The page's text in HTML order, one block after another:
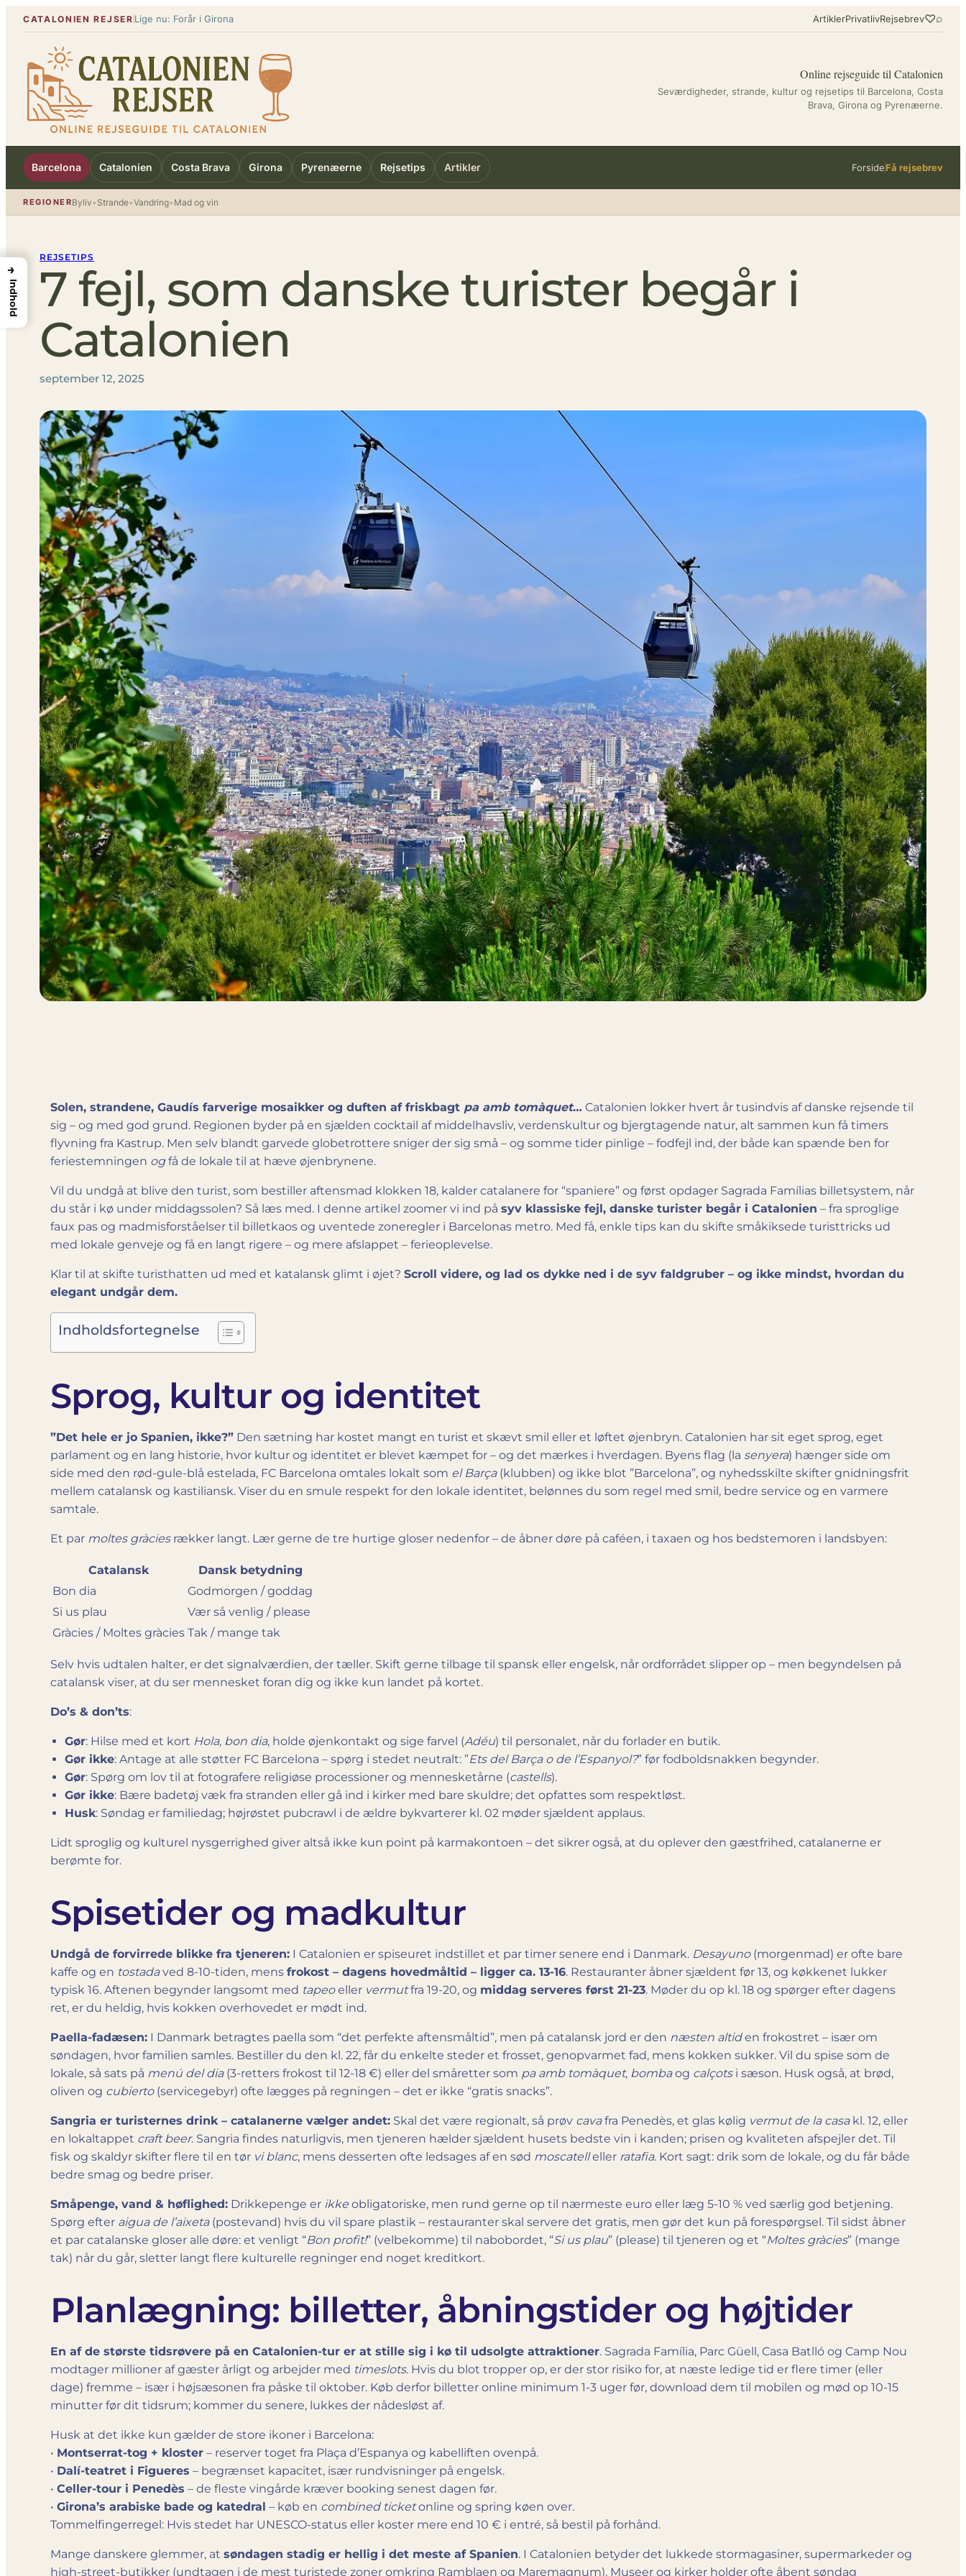
Spring
indhold
CATALONIEN REJSER Lige nu: Forår i Girona ArtiklerPrivatlivRejsebrev♡⌕
Online rejseguide til Catalonien
Seværdigheder, strande, kultur og rejsetips til Barcelona, Costa
Brava, Girona og Pyrenæerne.
Barcelona Catalonien Costa Brava Girona Pyrenæerne Rejsetips Artikler ForsideFå rejsebrev
REGIONERByliv• Strande•Vandring• Mad og vin
REJSETIPS
7 fejl, som danske turister begår i
Catalonien
september 12, 2025
Solen, strandene, Gaudís farverige mosaikker og duften af friskbagt pa amb tomàquet… Catalonien lokker hvert år tusindvis af danske rejsende til
sig – og med god grund. Regionen byder på en sjælden cocktail af middelhavsliv, verdenskultur og bjergtagende natur, alt sammen kun få timers
flyvning fra Kastrup. Men selv blandt garvede globetrottere sniger der sig små – og somme tider pinlige – fodfejl ind, der både kan spænde ben for
feriestemningen ogfå de lokale til at hæve øjenbrynene.
Vil du undgå at blive den turist, som bestiller aftensmad klokken 18, kalder catalanere for “spaniere” og først opdager Sagrada Famílias billetsystem, når
du står i kø under middagssolen? Så læs med. I denne artikel zoomer vi ind på syv klassiske fejl, danske turister begår i Catalonien – fra sproglige
faux pas og madmisforståelser til billetkaos og uventede zoneregler i Barcelonas metro. Med få, enkle tips kan du skifte småkiksede turisttricks ud
med lokale genveje og få en langt rigere – og mere afslappet – ferieoplevelse.
Klar til at skifte turisthatten ud med et katalansk glimt i øjet? Scroll videre, og lad os dykke ned i de syv faldgruber – og ikke mindst, hvordan du
elegant undgår dem.
Indholdsfortegnelse
Sprog, kultur og identitet
”Det hele er jo Spanien, ikke?” Den sætning har kostet mangt en turist et skævt smil eller et løftet øjenbryn. Catalonien har sit eget sprog, eget
parlament og en lang historie, hvor kultur og identitet er blevet kæmpet for – og det mærkes i hverdagen. Byens flag (la senyera) hænger side om
side med den rød-gule-blå estelada, FC Barcelona omtales lokalt som el Barça(klubben) og ikke blot ”Barcelona”, og nyhedsskilte skifter gnidningsfrit
mellem catalansk og kastiliansk. Viser du en smule respekt for den lokale identitet, belønnes du som regel med smil, bedre service og en varmere
samtale.
Et par moltes gràciesrækker langt. Lær gerne de tre hurtige gloser nedenfor – de åbner døre på caféen, i taxaen og hos bedstemoren i landsbyen:
Catalansk
Dansk betydning
Bon dia
Godmorgen / goddag
Si us plau
Vær så venlig / please
Gràcies / Moltes gràcies Tak / mange tak
Selv hvis udtalen halter, er det signalværdien, der tæller. Skift gerne tilbage til spansk eller engelsk, når ordforrådet slipper op – men begyndelsen på
catalansk viser, at du ser mennesket foran dig og ikke kun landet på kortet.
Do’s & don’ts:
Gør: Hilse med et kort Hola, bon dia, holde øjenkontakt og sige farvel (Adéu) til personalet, når du forlader en butik.
Gør ikke: Antage at alle støtter FC Barcelona – spørg i stedet neutralt: ”Ets del Barça o de l’Espanyol?” før fodboldsnakken begynder.
Gør: Spørg om lov til at fotografere religiøse processioner og mennesketårne (castells).
Gør ikke: Bære badetøj væk fra stranden eller gå ind i kirker med bare skuldre; det opfattes som respektløst.
Husk: Søndag er familiedag; højrøstet pubcrawl i de ældre bykvarterer kl. 02 møder sjældent applaus.
Lidt sproglig og kulturel nysgerrighed giver altså ikke kun point på karmakontoen – det sikrer også, at du oplever den gæstfrihed, catalanerne er
berømte for.
Spisetider og madkultur
Undgå de forvirrede blikke fra tjeneren: I Catalonien er spise­uret indstillet et par timer senere end i Danmark. Desayuno(morgenmad) er ofte bare
kaffe og en tostadaved 8-10-tiden, mens frokost – dagens hovedmåltid – ligger ca. 13-16. Restauranter åbner sjældent før 13, og køkkenet lukker
typisk 16. Aftenen begynder langsomt med tapeoeller vermutfra 19-20, og middag serveres først 21-23. Møder du op kl. 18 og spørger efter dagens
ret, er du heldig, hvis kokken overhovedet er mødt ind.
Paella-fadæsen: I Danmark betragtes paella som “det perfekte aftensmåltid”, men på catalansk jord er den næsten altiden frokost­ret – især om
søndagen, hvor familien samles. Bestiller du den kl. 22, får du enkelte steder et frosset, genopvarmet fad, mens kokken sukker. Vil du spise som de
lokale, så sats på menú del dia(3-retters frokost til 12-18 €) eller del småretter som pa amb tomàquet, bombaog calçotsi sæson. Husk også, at brød,
oliven og cubierto(servicegebyr) ofte lægges på regningen – det er ikke “gratis snacks”.
Sangria er turisternes drink – catalanerne vælger andet: Skal det være regionalt, så prøv cavafra Penedès, et glas kølig vermut de la casakl. 12, eller
en lokaltappet craft beer. Sangria findes naturligvis, men tjeneren hælder sjældent husets bedste vin i kanden; prisen og kvaliteten afspejler det. Til
fisk og skaldyr skifter flere til en tør vi blanc, mens desserten ofte ledsages af en sød moscatelleller ratafia. Kort sagt: drik som de lokale, og du får både
bedre smag og bedre priser.
Småpenge, vand & høflighed: Drikkepenge er ikke obligatoriske, men rund gerne op til nærmeste euro eller læg 5-10 % ved særlig god betjening.
Spørg efter aigua de l’aixeta(postevand) hvis du vil spare plastik – restauranter skal servere det gratis, men gør det kun på forespørgsel. Til sidst åbner
et par catalanske gloser alle døre: et venligt “Bon profit!” (velbekomme) til nabobordet, “Si us plau” (please) til tjeneren og et “Moltes gràcies” (mange
tak) når du går, sletter langt flere kulturelle regninger end noget kreditkort.
Planlægning: billetter, åbningstider og højtider
En af de største tidsrøvere på en Catalonien-tur er at stille sig i kø til udsolgte attraktioner. Sagrada Família, Parc Güell, Casa Batlló og Camp Nou
modtager millioner af gæster årligt og arbejder med timeslots. Hvis du blot tropper op, er der stor risiko for, at næste ledige tid er flere timer (eller
dage) fremme – især i højsæsonen fra påske til oktober. Køb derfor billetter online minimum 1-3 uger før, download dem til mobilen og mød op 10-15
minutter før dit tidsrum; kommer du senere, lukkes der nådesløst af.
Husk at det ikke kun gælder de store ikoner i Barcelona:
• Montserrat-tog + kloster – reserver toget fra Plaça d’Espanya og kabelliften ovenpå.
• Dalí-teatret i Figueres – begrænset kapacitet, især rundvisninger på engelsk.
• Celler-tour i Penedès – de fleste vingårde kræver booking senest dagen før.
• Girona’s arabiske bade og katedral – køb en combined ticketonline og spring køen over.
Tommelfingerregel: Hvis stedet har UNESCO-status eller koster mere end 10 € i entré, så bestil på forhånd.
Mange danskere glemmer, at søndagen stadig er hellig i det meste af Spanien. I Catalonien betyder det lukkede stormagasiner, supermarkeder og
high-street-butikker (undtagen i de mest turistede zoner omkring Ramblaen og Maremagnum). Museer og kirker holder ofte åbent søndag
→
Indhold